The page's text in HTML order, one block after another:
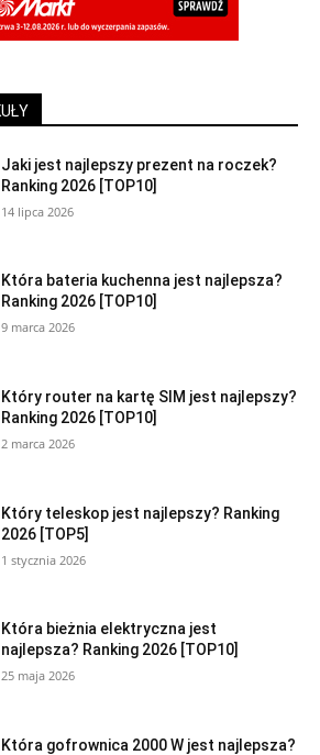
Jaki jest najlepszy prezent na roczek?
Ranking 2026 [TOP10]
14 lipca 2026
Która bateria kuchenna jest najlepsza?
Ranking 2026 [TOP10]
9 marca 2026
Który router na kartę SIM jest najlepszy?
Ranking 2026 [TOP10]
2 marca 2026
Który teleskop jest najlepszy? Ranking
2026 [TOP5]
1 stycznia 2026
Która bieżnia elektryczna jest
najlepsza? Ranking 2026 [TOP10]
25 maja 2026
Która gofrownica 2000 W jest najlepsza?